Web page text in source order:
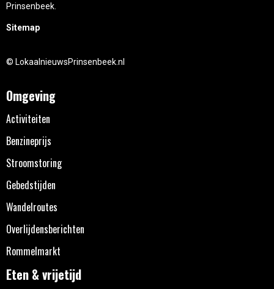
Prinsenbeek.
Sitemap
© LokaalnieuwsPrinsenbeek.nl
Omgeving
Activiteiten
Benzineprijs
Stroomstoring
Gebedstijden
Wandelroutes
Overlijdensberichten
Rommelmarkt
Eten & vrijetijd